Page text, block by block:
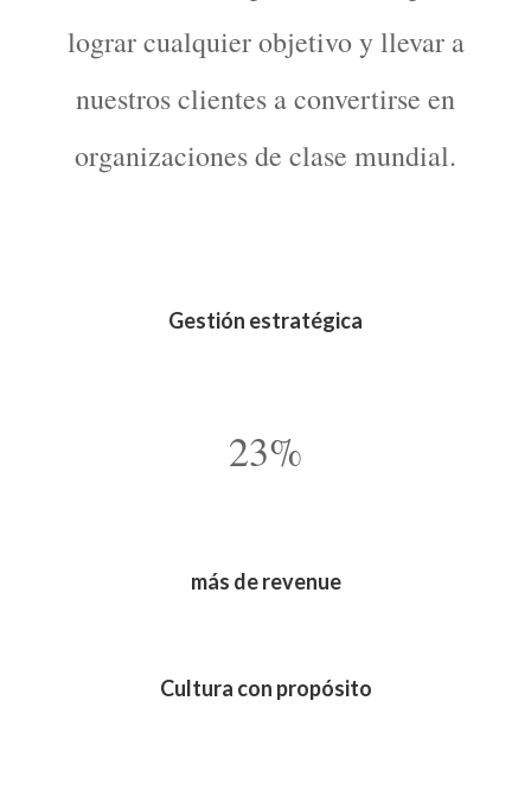
lograr cualquier objetivo y llevar a
nuestros clientes a convertirse en
organizaciones de clase mundial.
Gestión estratégica
23%
más de revenue
Cultura con propósito